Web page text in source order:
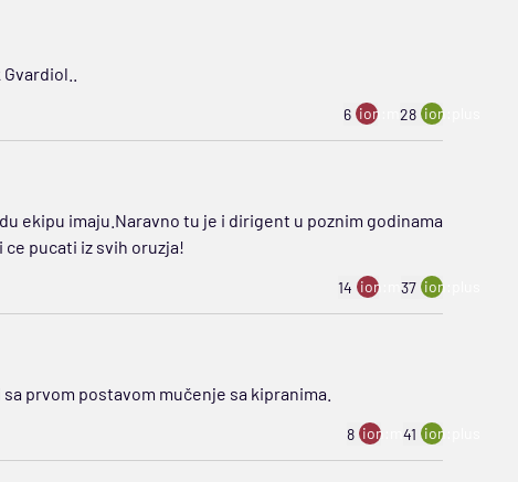
6 ion:minus
28 ion:plus
ekipu imaju.Naravno tu je i dirigent u poznim godinama
pucati iz svih oruzja!
14 ion:minus
37 ion:plus
prvom postavom mučenje sa kipranima.
8 ion:minus
41 ion:plus